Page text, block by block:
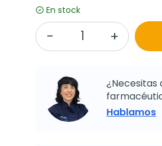
En stock
¿Necesitas
Hablamos